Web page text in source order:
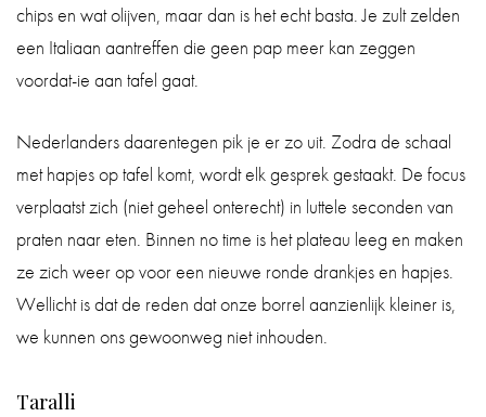
chips en wat olijven, maar dan is het echt basta. Je zult zelden
een Italiaan aantreffen die geen pap meer kan zeggen
voordat-ie aan tafel gaat.
Nederlanders daarentegen pik je er zo uit. Zodra de schaal
met hapjes op tafel komt, wordt elk gesprek gestaakt. De focus
verplaatst zich (niet geheel onterecht) in luttele seconden van
praten naar eten. Binnen no time is het plateau leeg en maken
ze zich weer op voor een nieuwe ronde drankjes en hapjes.
Wellicht is dat de reden dat onze borrel aanzienlijk kleiner is,
we kunnen ons gewoonweg niet inhouden.
Taralli